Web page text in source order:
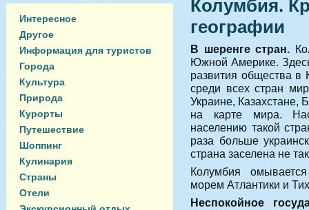
Интересное
Другое
Информация для туристов
Города
Культура
Природа
Курорты
Путешествие
Шоппинг
Кулинария
Страны
Отели
Колумбия.
географии
В шеренге стран.
Южной Америке.
развития общества в
среди всех стран
Украине, Казахстане,
на карте мира.
населению такой
раза больше
страна заселена не
Колумбия
морем Атлантики и
Неспокойное